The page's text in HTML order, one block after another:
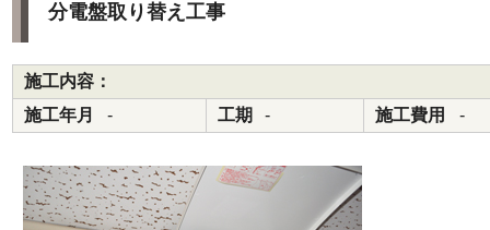
分電盤取り替え工事
施工内容：
施工年月
- 工期 - 施工費用 -